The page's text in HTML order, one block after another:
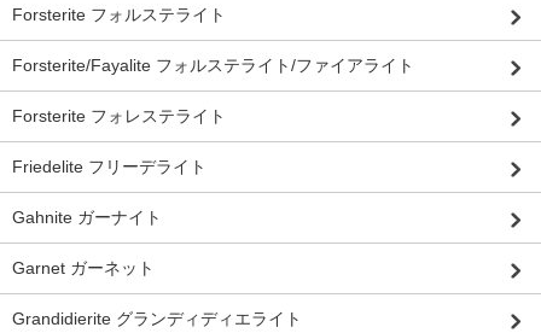
Forsterite フォルステライト
Forsterite/Fayalite フォルステライト/ファイアライト
Forsterite フォレステライト
Friedelite フリーデライト
Gahnite ガーナイト
Garnet ガーネット
Grandidierite グランディディエライト